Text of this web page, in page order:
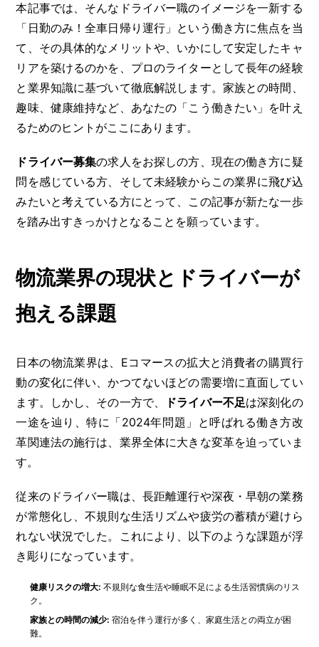
本記事では、そんなドライバー職のイメージを一新する
「日勤のみ！全車日帰り運行」という働き方に焦点を当
て、その具体的なメリットや、いかにして安定したキャ
リアを築けるのかを、プロのライターとして長年の経験
と業界知識に基づいて徹底解説します。家族との時間、
趣味、健康維持など、あなたの「こう働きたい」を叶え
るためのヒントがここにあります。
ドライバー募集の求人をお探しの方、現在の働き方に疑
問を感じている方、そして未経験からこの業界に飛び込
みたいと考えている方にとって、この記事が新たな一歩
を踏み出すきっかけとなることを願っています。
物流業界の現状とドライバーが
抱える課題
日本の物流業界は、Eコマースの拡大と消費者の購買行
動の変化に伴い、かつてないほどの需要増に直面してい
ます。しかし、その一方で、
ドライバー不足は深刻化の
一途を辿り、特に「2024年問題」と呼ばれる働き方改
革関連法の施行は、業界全体に大きな変革を迫っていま
す。
従来のドライバー職は、長距離運行や深夜・早朝の業務
が常態化し、不規則な生活リズムや疲労の蓄積が避けら
れない状況でした。これにより、以下のような課題が浮
き彫りになっています。
健康リスクの増大: 不規則な食生活や睡眠不足による生活習慣病のリス
ク。
家族との時間の減少: 宿泊を伴う運行が多く、家庭生活との両立が困
難。